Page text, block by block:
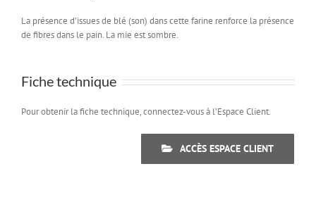
La présence d’issues de blé (son) dans cette farine renforce la présence
de fibres dans le pain. La mie est sombre.
Fiche technique
Pour obtenir la fiche technique, connectez-vous à l’Espace Client.
ACCÈS ESPACE CLIENT